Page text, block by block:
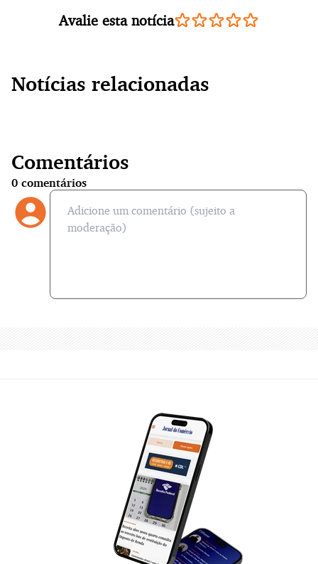
Avalie esta notícia
Notícias relacionadas
Comentários
0 comentários